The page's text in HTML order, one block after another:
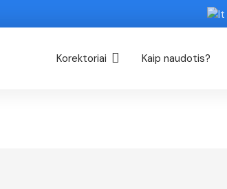
Korektoriai Kaip naudotis?